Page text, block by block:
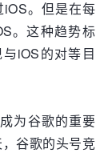
iOS。但是在每
。这种趋势标
iOS的对等目
为谷歌的重要
谷歌的头号竞